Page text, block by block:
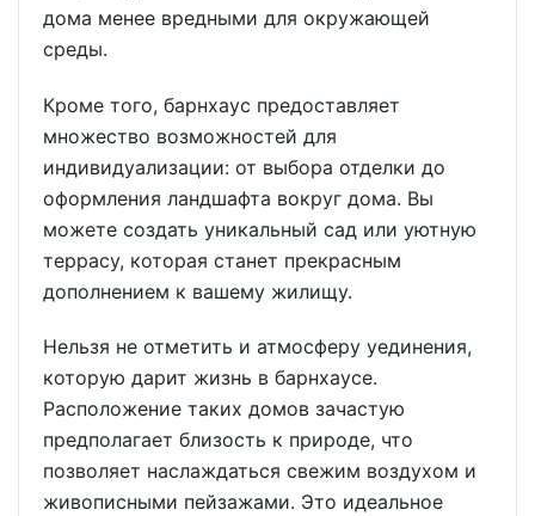
дома менее вредными для окружающей
среды.
Кроме того, барнхаус предоставляет
множество возможностей для
индивидуализации: от выбора отделки до
оформления ландшафта вокруг дома. Вы
можете создать уникальный сад или уютную
террасу, которая станет прекрасным
дополнением к вашему жилищу.
Нельзя не отметить и атмосферу уединения,
которую дарит жизнь в барнхаусе.
Расположение таких домов зачастую
предполагает близость к природе, что
позволяет наслаждаться свежим воздухом и
живописными пейзажами. Это идеальное